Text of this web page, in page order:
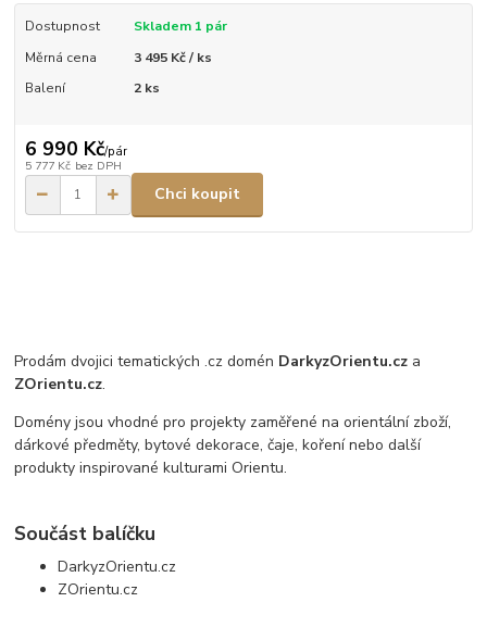
Dostupnost
Skladem 1 pár
Měrná cena
3 495 Kč / ks
Balení
2 ks
6 990 Kč/pár
5 777 Kč bez DPH
Chci koupit
Prodám dvojici tematických .cz domén DarkyzOrientu.cz a
ZOrientu.cz.
Domény jsou vhodné pro projekty zaměřené na orientální zboží,
dárkové předměty, bytové dekorace, čaje, koření nebo další
produkty inspirované kulturami Orientu.
Součást balíčku
DarkyzOrientu.cz
ZOrientu.cz